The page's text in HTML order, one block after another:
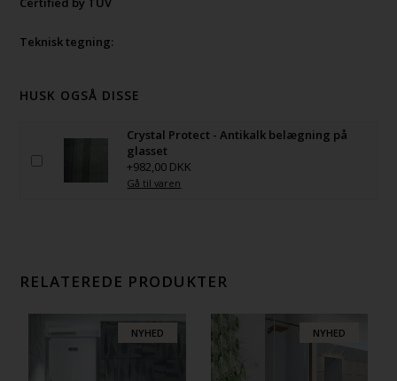
Teknisk tegning:
HUSK OGSÅ DISSE
Crystal Protect - Antikalk belægning på
glasset
+982,00 DKK
Gå til varen
RELATEREDE PRODUKTER
NYHED NYHED